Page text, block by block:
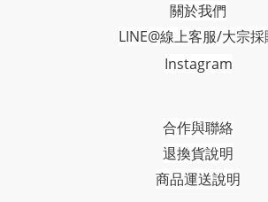
關於我們
LINE@線上客服/大宗採
Instagram
合作與聯絡
退換貨說明
商品運送說明